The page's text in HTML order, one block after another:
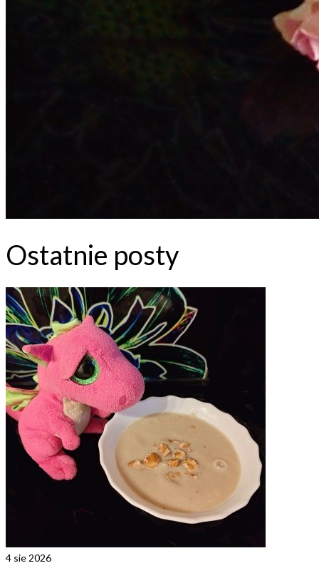
Ostatnie posty
4 sie 2026